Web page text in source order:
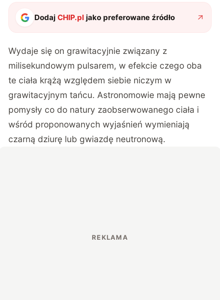
DodajCHIP.pl jako preferowane źródło
Wydaje się on grawitacyjnie związany z
milisekundowym pulsarem, w efekcie czego oba
te ciała krążą względem siebie niczym w
grawitacyjnym tańcu. Astronomowie mają pewne
pomysły co do natury zaobserwowanego ciała i
wśród proponowanych wyjaśnień wymieniają
czarną dziurę lub gwiazdę neutronową.